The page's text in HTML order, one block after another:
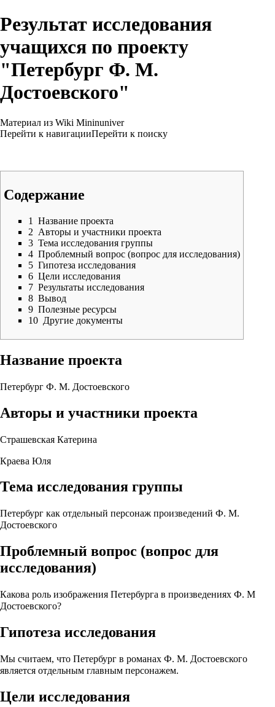
Результат исследования
учащихся по проекту
"Петербург Ф. М.
Достоевского"
Материал из Wiki Mininuniver
Перейти к навигацииПерейти к поиску
Содержание
1
Название проекта
2 Авторы и участники проекта
3 Тема исследования группы
4 Проблемный вопрос (вопрос для исследования)
5 Гипотеза исследования
6 Цели исследования
7 Результаты исследования
8 Вывод
9 Полезные ресурсы
10 Другие документы
Название проекта
Петербург Ф. М. Достоевского
Авторы и участники проекта
Страшевская Катерина
Краева Юля
Тема исследования группы
Петербург как отдельный персонаж произведений Ф. М.
Достоевского
Проблемный вопрос (вопрос для
исследования)
Какова роль изображения Петербурга в произведениях Ф. М
Достоевского?
Гипотеза исследования
Мы считаем, что Петербург в романах Ф. М. Достоевского
является отдельным главным персонажем.
Цели исследования